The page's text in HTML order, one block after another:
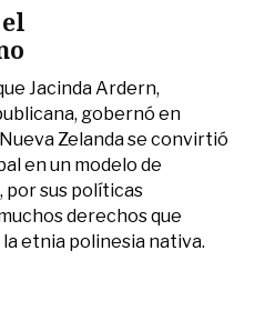
Jacinda Ardern,
gobernó en
Zelanda se convirtió
en un modelo de
por sus políticas
derechos que
etnia polinesia nativa.